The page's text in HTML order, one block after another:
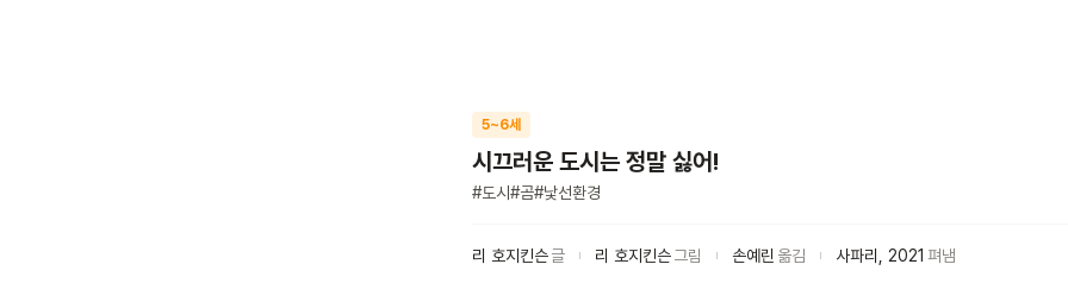
5~6세
시끄러운 도시는 정말 싫어!
#도시#곰#낯선환경
리 호지킨슨글 리 호지킨슨그림 손예린 옮김 사파리 2021 펴냄